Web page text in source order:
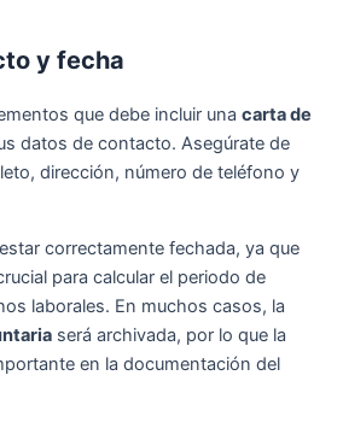
y fecha
que debe incluir una carta de
datos de contacto. Asegúrate de
dirección, número de teléfono y
correctamente fechada, ya que
para calcular el periodo de
laborales. En muchos casos, la
será archivada, por lo que la
en la documentación del